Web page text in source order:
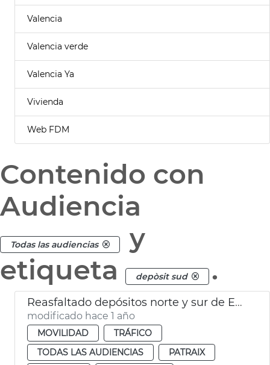
Valencia
Valencia verde
Valencia Ya
Vivienda
Web FDM
Contenido con
Audiencia
Todas las audiencias
y
etiqueta
depòsit sud .
Reasfaltado depósitos norte y sur de EMT
modificado hace 1 año
MOVILIDAD
TRÁFICO
TODAS LAS AUDIENCIAS
PATRAIX